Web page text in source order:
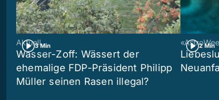
3 Min
Aktuell
Wasser-Zoff: Wässert der
ehemalige FDP-Präsident Philipp
Müller seinen Rasen illegal?
2 Min